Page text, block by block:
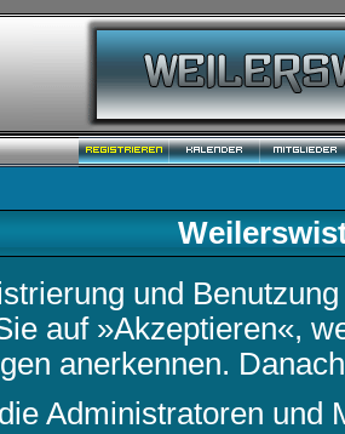
und
auf »Akzeptieren«,
anerkennen.
Administratoren und